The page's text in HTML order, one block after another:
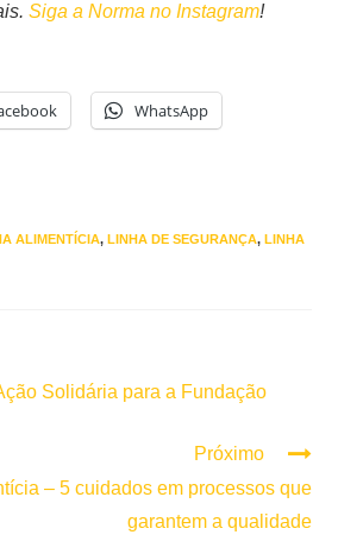
Siga a Norma no Instagram!
WhatsApp
ALIMENTÍCIA, LINHA DE SEGURANÇA, LINHA
Solidária para a Fundação
Próximo
– 5 cuidados em processos que
garantem a qualidade